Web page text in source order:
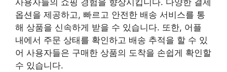
사용자들의 쇼핑 경험을 향상시킵니다. 다양한 결제
옵션을 제공하고, 빠르고 안전한 배송 서비스를 통
해 상품을 신속하게 받을 수 있습니다. 또한, 어플
내에서 주문 상태를 확인하고 배송 추적을 할 수 있
어 사용자들은 구매한 상품의 도착을 손쉽게 확인할
수 있습니다.